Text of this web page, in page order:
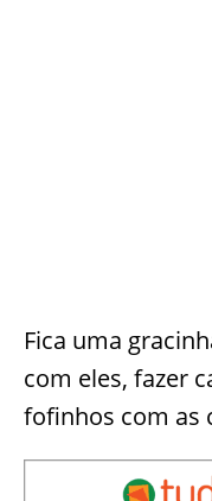
Fica uma
com eles, fazer
fofinhos com as